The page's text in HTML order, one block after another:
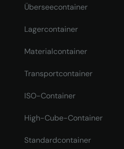
Überseecontainer
Lagercontainer
Materialcontainer
Transportcontainer
ISO-Container
High-Cube-Container
Standardcontainer